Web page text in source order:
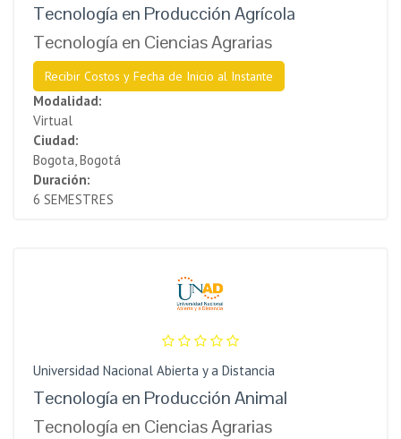
Tecnología en Producción Agrícola
Tecnología en Ciencias Agrarias
Recibir Costos y Fecha de Inicio al Instante
Modalidad:
Virtual
Ciudad:
Bogota, Bogotá
Duración:
6 SEMESTRES
Universidad Nacional Abierta y a Distancia
Tecnología en Producción Animal
Tecnología en Ciencias Agrarias